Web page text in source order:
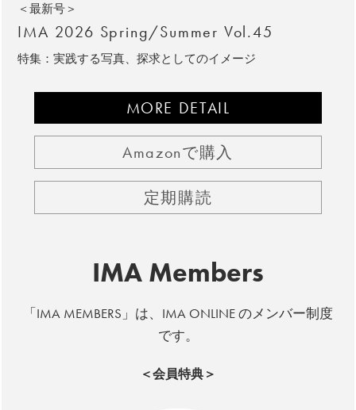
＜最新号＞
IMA 2026 Spring/Summer Vol.45
特集：実践する写真、探求としてのイメージ
MORE DETAIL
Amazonで購入
定期購読
IMA Members
「IMA MEMBERS」は、IMA ONLINE のメンバー制度
です。
＜会員特典＞